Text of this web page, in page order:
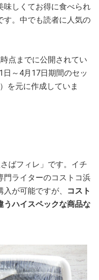
味しくてお得に食べられ
す。中でも読者に人気の
点までに公開されてい
～4月17日期間のセッ
を元に作成していま
ばフィレ」です。イチ
門ライターのコストコ浜
が可能ですが、
コスト
うハイスペックな商品な